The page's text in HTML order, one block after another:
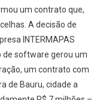
um contrato que,
A decisão de
INTERMAPAS
de software gerou um
um contrato com
de Bauru, cidade a